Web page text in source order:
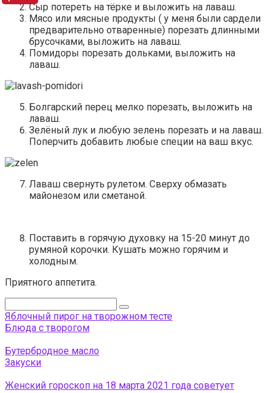
Сыр потереть на тёрке и выложить на лаваш.
Мясо или мясные продукты ( у меня были сардели
предварительно отваренные) порезать длинными
брусочками, выложить на лаваш.
Помидоры порезать дольками, выложить на
лаваш.
Болгарский перец мелко порезать, выложить на
лаваш.
Зелёный лук и любую зелень порезать и на лаваш.
Поперчить добавить любые специи на ваш вкус.
Лаваш свернуть рулетом. Сверху обмазать
майонезом или сметаной.
Поставить в горячую духовку на 15-20 минут до
румяной корочки. Кушать можно горячим и
холодным.
Приятного аппетита.
Яблочный пирог на творожном тесте
Блюда с творогом
Бутербродное масло
Закуски
Женский гороскоп на 18 марта 2021 года советует